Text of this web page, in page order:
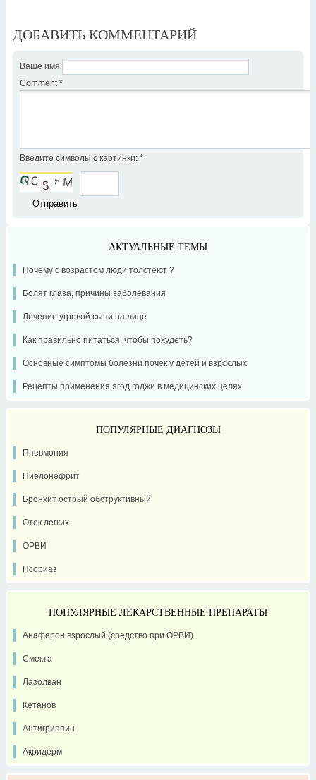
ДОБАВИТЬ КОММЕНТАРИЙ
Ваше имя
Comment *
Введите символы с картинки: *
АКТУАЛЬНЫЕ ТЕМЫ
Почему с возрастом люди толстеют ?
Болят глаза, причины заболевания
Лечение угревой сыпи на лице
Как правильно питаться, чтобы похудеть?
Основные симптомы болезни почек у детей и взрослых
Рецепты применения ягод годжи в медицинских целях
ПОПУЛЯРНЫЕ ДИАГНОЗЫ
Пневмония
Пиелонефрит
Бронхит острый обструктивный
Отек легких
ОРВИ
Псориаз
ПОПУЛЯРНЫЕ ЛЕКАРСТВЕННЫЕ ПРЕПАРАТЫ
Анаферон взрослый (средство при ОРВИ)
Смекта
Лазолван
Кетанов
Антигриппин
Акридерм